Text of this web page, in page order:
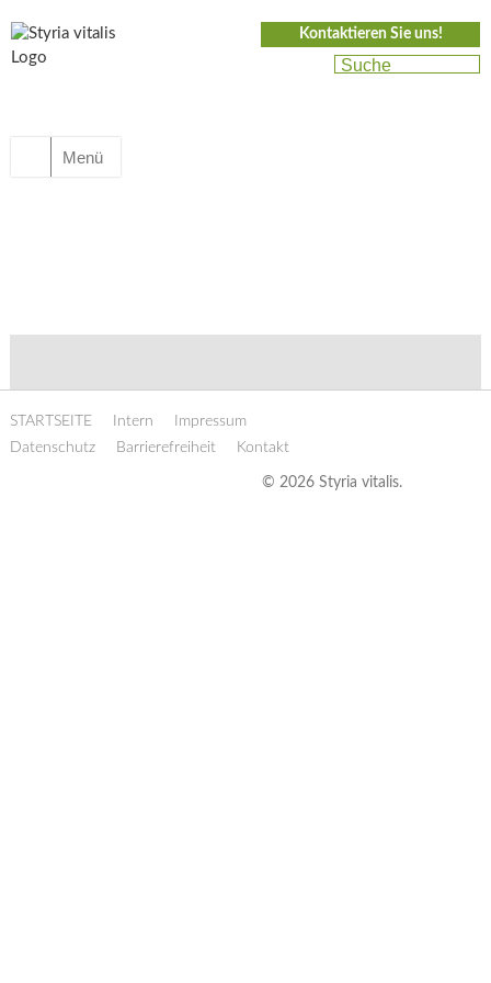
Kontaktieren Sie uns!
Menü
STARTSEITE Intern
Impressum
Datenschutz
Barrierefreiheit Kontakt
© 2026 Styria vitalis.